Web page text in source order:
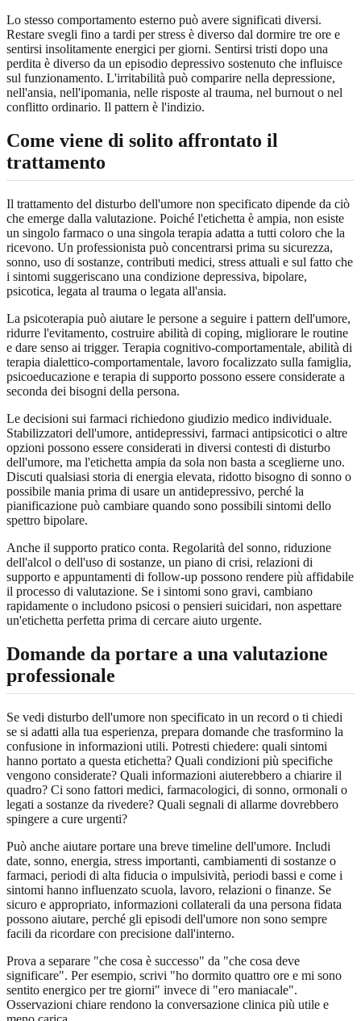
Lo stesso comportamento esterno può avere significati diversi.
Restare svegli fino a tardi per stress è diverso dal dormire tre ore e
sentirsi insolitamente energici per giorni. Sentirsi tristi dopo una
perdita è diverso da un episodio depressivo sostenuto che influisce
sul funzionamento. L'irritabilità può comparire nella depressione,
nell'ansia, nell'ipomania, nelle risposte al trauma, nel burnout o nel
conflitto ordinario. Il pattern è l'indizio.
Come viene di solito affrontato il
trattamento
Il trattamento del disturbo dell'umore non specificato dipende da ciò
che emerge dalla valutazione. Poiché l'etichetta è ampia, non esiste
un singolo farmaco o una singola terapia adatta a tutti coloro che la
ricevono. Un professionista può concentrarsi prima su sicurezza,
sonno, uso di sostanze, contributi medici, stress attuali e sul fatto che
i sintomi suggeriscano una condizione depressiva, bipolare,
psicotica, legata al trauma o legata all'ansia.
La psicoterapia può aiutare le persone a seguire i pattern dell'umore,
ridurre l'evitamento, costruire abilità di coping, migliorare le routine
e dare senso ai trigger. Terapia cognitivo-comportamentale, abilità di
terapia dialettico-comportamentale, lavoro focalizzato sulla famiglia,
psicoeducazione e terapia di supporto possono essere considerate a
seconda dei bisogni della persona.
Le decisioni sui farmaci richiedono giudizio medico individuale.
Stabilizzatori dell'umore, antidepressivi, farmaci antipsicotici o altre
opzioni possono essere considerati in diversi contesti di disturbo
dell'umore, ma l'etichetta ampia da sola non basta a sceglierne uno.
Discuti qualsiasi storia di energia elevata, ridotto bisogno di sonno o
possibile mania prima di usare un antidepressivo, perché la
pianificazione può cambiare quando sono possibili sintomi dello
spettro bipolare.
Anche il supporto pratico conta. Regolarità del sonno, riduzione
dell'alcol o dell'uso di sostanze, un piano di crisi, relazioni di
supporto e appuntamenti di follow-up possono rendere più affidabile
il processo di valutazione. Se i sintomi sono gravi, cambiano
rapidamente o includono psicosi o pensieri suicidari, non aspettare
un'etichetta perfetta prima di cercare aiuto urgente.
Domande da portare a una valutazione
professionale
Se vedi disturbo dell'umore non specificato in un record o ti chiedi
se si adatti alla tua esperienza, prepara domande che trasformino la
confusione in informazioni utili. Potresti chiedere: quali sintomi
hanno portato a questa etichetta? Quali condizioni più specifiche
vengono considerate? Quali informazioni aiuterebbero a chiarire il
quadro? Ci sono fattori medici, farmacologici, di sonno, ormonali o
legati a sostanze da rivedere? Quali segnali di allarme dovrebbero
spingere a cure urgenti?
Può anche aiutare portare una breve timeline dell'umore. Includi
date, sonno, energia, stress importanti, cambiamenti di sostanze o
farmaci, periodi di alta fiducia o impulsività, periodi bassi e come i
sintomi hanno influenzato scuola, lavoro, relazioni o finanze. Se
sicuro e appropriato, informazioni collaterali da una persona fidata
possono aiutare, perché gli episodi dell'umore non sono sempre
facili da ricordare con precisione dall'interno.
Prova a separare "che cosa è successo" da "che cosa deve
significare". Per esempio, scrivi "ho dormito quattro ore e mi sono
sentito energico per tre giorni" invece di "ero maniacale".
Osservazioni chiare rendono la conversazione clinica più utile e